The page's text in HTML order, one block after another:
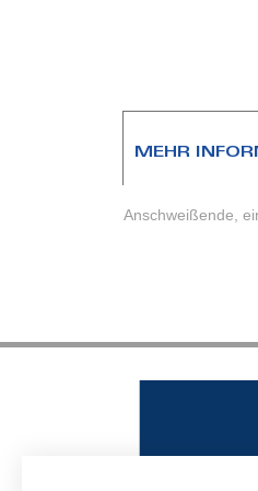
MEHR
Anschweißende,